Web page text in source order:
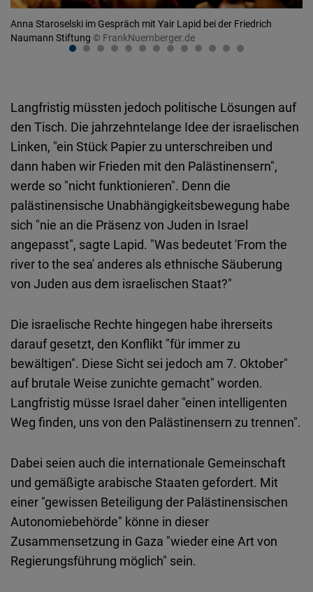
Anna Staroselski im Gespräch mit Yair Lapid bei der Friedrich
Naumann Stiftung © FrankNuernberger.de
Langfristig müssten jedoch politische Lösungen auf
den Tisch. Die jahrzehntelange Idee der israelischen
Linken, "ein Stück Papier zu unterschreiben und
dann haben wir Frieden mit den Palästinensern",
werde so "nicht funktionieren". Denn die
palästinensische Unabhängigkeitsbewegung habe
sich "nie an die Präsenz von Juden in Israel
angepasst", sagte Lapid. "Was bedeutet 'From the
river to the sea' anderes als ethnische Säuberung
von Juden aus dem israelischen Staat?"
Die israelische Rechte hingegen habe ihrerseits
darauf gesetzt, den Konflikt "für immer zu
bewältigen". Diese Sicht sei jedoch am 7. Oktober"
auf brutale Weise zunichte gemacht" worden.
Langfristig müsse Israel daher "einen intelligenten
Weg finden, uns von den Palästinensern zu trennen".
Dabei seien auch die internationale Gemeinschaft
und gemäßigte arabische Staaten gefordert. Mit
einer "gewissen Beteiligung der Palästinensischen
Autonomiebehörde" könne in dieser
Zusammensetzung in Gaza "wieder eine Art von
Regierungsführung möglich" sein.